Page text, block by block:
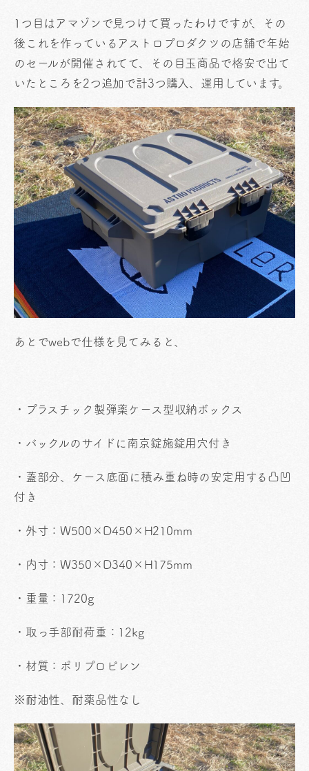
1つ目はアマゾンで見つけて買ったわけですが、その
後これを作っているアストロプロダクツの店舗で年始
のセールが開催されてて、その目玉商品で格安で出て
いたところを2つ追加で計3つ購入、運用しています。
あとでwebで仕様を見てみると、
・プラスチック製弾薬ケース型収納ボックス
・バックルのサイドに南京錠施錠用穴付き
・蓋部分、ケース底面に積み重ね時の安定用する凸凹
付き
・外寸：W500×D450×H210mm
・内寸：W350×D340×H175mm
・重量：1720g
・取っ手部耐荷重：12kg
・材質：ポリプロピレン
※耐油性、耐薬品性なし